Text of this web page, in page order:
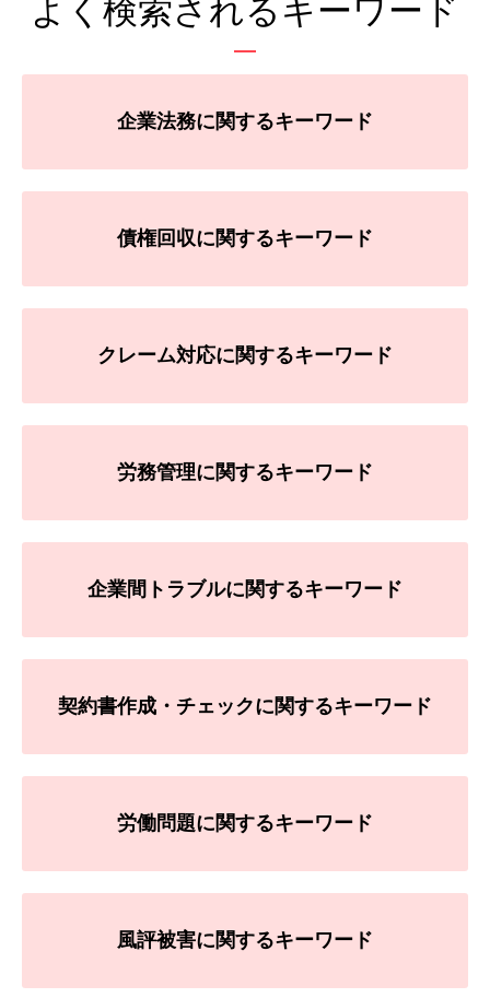
よく検索されるキーワード
企業法務に関するキーワード
債権回収に関するキーワード
クレーム対応に関するキーワード
労務管理に関するキーワード
企業間トラブルに関するキーワード
契約書作成・チェックに関するキーワード
労働問題に関するキーワード
風評被害に関するキーワード